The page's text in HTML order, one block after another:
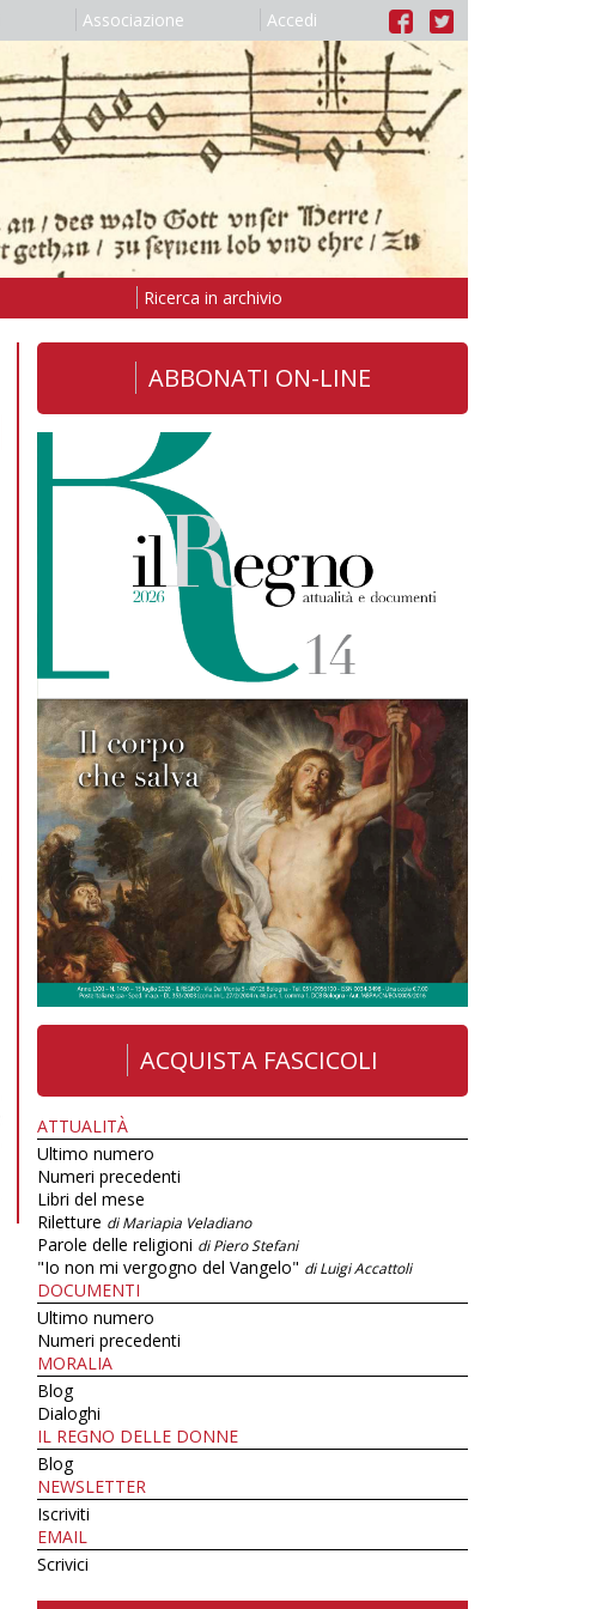
Associazione Accedi
Ricerca in archivio
ABBONATI ON-LINE
ACQUISTA FASCICOLI
ATTUALITÀ
Ultimo numero
Numeri precedenti
Libri del mese
Riletture di Mariapia Veladiano
Parole delle religioni di Piero Stefani
"Io non mi vergogno del Vangelo" di Luigi Accattoli
DOCUMENTI
Ultimo numero
Numeri precedenti
MORALIA
Blog
Dialoghi
IL REGNO DELLE DONNE
Blog
NEWSLETTER
Iscriviti
EMAIL
Scrivici